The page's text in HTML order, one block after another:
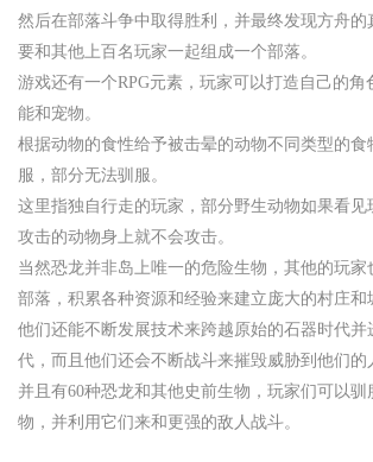
然后在部落斗争中取得胜利，并最终发现方舟的
要和其他上百名玩家一起组成一个部落。
游戏还有一个RPG元素，玩家可以打造自己的角
能和宠物。
根据动物的食性给予被击晕的动物不同类型的食
服，部分无法驯服。
这里指独自行走的玩家，部分野生动物如果看见
攻击的动物身上就不会攻击。
当然恐龙并非岛上唯一的危险生物，其他的玩家
部落，积累各种资源和经验来建立庞大的村庄和
他们还能不断发展技术来跨越原始的石器时代并
代，而且他们还会不断战斗来摧毁威胁到他们的
并且有60种恐龙和其他史前生物，玩家们可以驯
物，并利用它们来和更强的敌人战斗。